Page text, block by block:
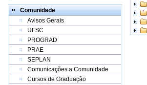
Comunidade
Avisos Gerais
UFSC
PROGRAD
PRAE
SEPLAN
Comunicações a Comunidade
Cursos de Graduação